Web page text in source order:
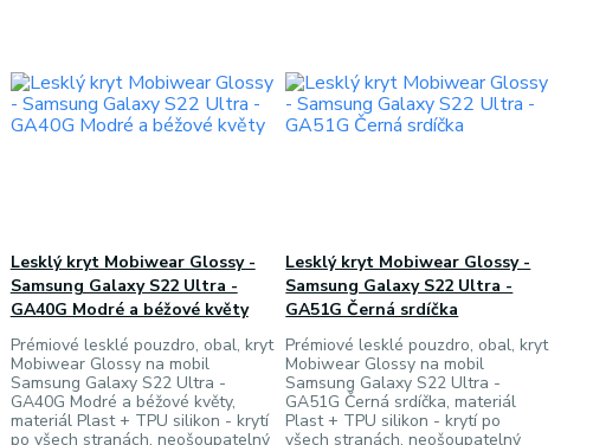
Lesklý kryt Mobiwear Glossy -
Samsung Galaxy S22 Ultra -
GA40G Modré a béžové květy
Prémiové lesklé pouzdro, obal, kryt
Mobiwear Glossy na mobil
Samsung Galaxy S22 Ultra -
GA40G Modré a béžové květy,
materiál Plast + TPU silikon - krytí
po všech stranách, neošoupatelný
Lesklý kryt Mobiwear Glossy -
Samsung Galaxy S22 Ultra -
GA51G Černá srdíčka
Prémiové lesklé pouzdro, obal, kryt
Mobiwear Glossy na mobil
Samsung Galaxy S22 Ultra -
GA51G Černá srdíčka, materiál
Plast + TPU silikon - krytí po
všech stranách, neošoupatelný